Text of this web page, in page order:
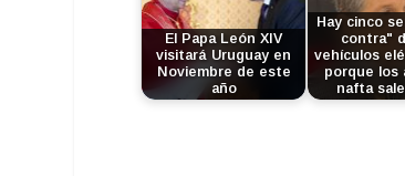
El Papa León XIV
visitará Uruguay en
Noviembre de este
año
Hay cinco
contra"
vehículos
porque los
nafta